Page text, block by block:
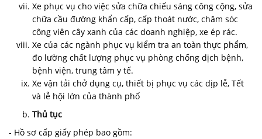
Xe phục vụ cho việc sửa chữa chiếu sáng công cộng, sửa
chữa cầu đường khẩn cấp, cấp thoát nước, chăm sóc
công viên cây xanh của các doanh nghiệp, xe ép rác.
Xe của các ngành phục vụ kiểm tra an toàn thực phẩm,
đo lường chất lượng phục vụ phòng chống dịch bệnh,
bệnh viện, trung tâm y tế.
Xe vận tải chở dụng cụ, thiết bị phục vụ các dịp lễ, Tết
và lễ hội lớn của thành phố
Thủ tục
- Hồ sơ cấp giấy phép bao gồm: